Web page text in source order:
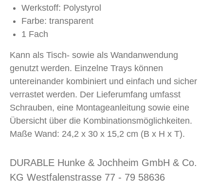
Werkstoff: Polystyrol
Farbe: transparent
1 Fach
Kann als Tisch- sowie als Wandanwendung
genutzt werden. Einzelne Trays können
untereinander kombiniert und einfach und sicher
verrastet werden. Der Lieferumfang umfasst
Schrauben, eine Montageanleitung sowie eine
Übersicht über die Kombinationsmöglichkeiten.
Maße Wand: 24,2 x 30 x 15,2 cm (B x H x T).
DURABLE Hunke & Jochheim GmbH & Co.
KG Westfalenstrasse 77 - 79 58636